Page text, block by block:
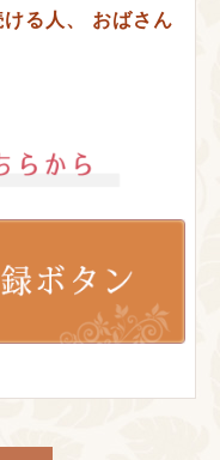
る人、
おばさん